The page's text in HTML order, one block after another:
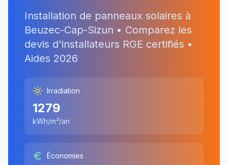
Installation de panneaux solaires à
Beuzec-Cap-Sizun • Comparez les
devis d'installateurs RGE certifiés •
Aides 2026
Irradiation
1279
kWh/m²/an
Économies